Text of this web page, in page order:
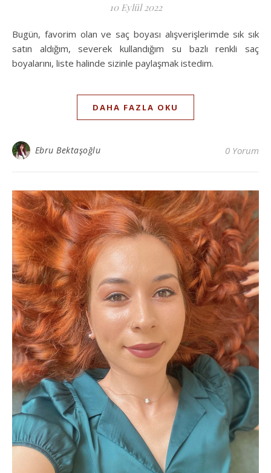
10 Eylül 2022
Bugün, favorim olan ve saç boyası alışverişlerimde sık sık
satın aldığım, severek kullandığım su bazlı renkli saç
boyalarını, liste halinde sizinle paylaşmak istedim.
DAHA FAZLA OKU
Ebru Bektaşoğlu 0 Yorum